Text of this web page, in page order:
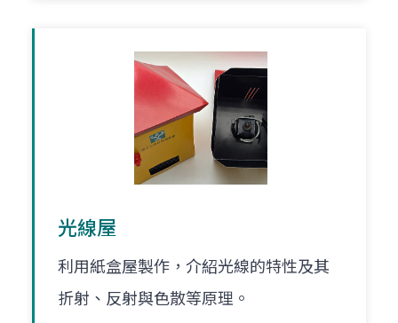
光線屋
利用紙盒屋製作，介紹光線的特性及其
折射、反射與色散等原理。